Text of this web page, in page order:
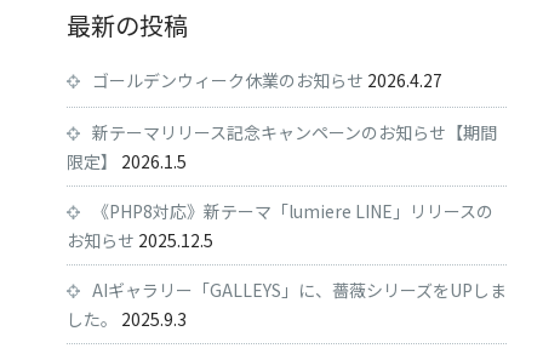
最新の投稿
ゴールデンウィーク休業のお知らせ 2026.4.27
新テーマリリース記念キャンペーンのお知らせ【期間
限定】
2026.1.5
《PHP8対応》新テーマ「lumiere LINE」リリースの
お知らせ 2025.12.5
AIギャラリー「GALLEYS」に、薔薇シリーズをUPしま
した。
2025.9.3